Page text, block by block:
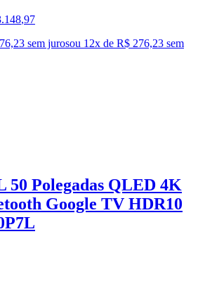
,97
sem jurosou 12x de R$ 276,23 sem
50 Polegadas QLED 4K
Google TV HDR10